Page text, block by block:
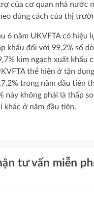
của cơ quan nhà nước
đúng cách của thị
6 năm UKVFTA có hiệu
khẩu đối với 99,2% số
kim ngạch xuất khẩu
thể hiện ở tận
trong năm đầu tiên
này không phải là thấp
khác ở năm đầu tiên.
tư vấn miễn